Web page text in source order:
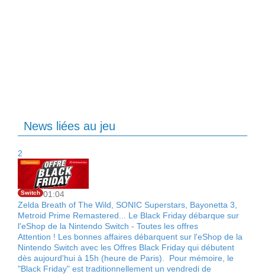
News liées au jeu
2
Switch 01:04
Zelda Breath of The Wild, SONIC Superstars, Bayonetta 3,
Metroid Prime Remastered... Le Black Friday débarque sur
l'eShop de la Nintendo Switch - Toutes les offres
Attention ! Les bonnes affaires débarquent sur l'eShop de la
Nintendo Switch avec les Offres Black Friday qui débutent
dès aujourd'hui à 15h (heure de Paris). Pour mémoire, le
"Black Friday" est traditionnellement un vendredi de